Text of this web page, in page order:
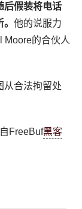
后假装将电话
。他的说服力
Moore的合伙人
从合法拘留处
FreeBuf黑客